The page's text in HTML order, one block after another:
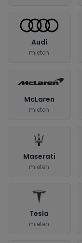
Audi
mieten
McLaren
mieten
Maserati
mieten
Tesla
mieten